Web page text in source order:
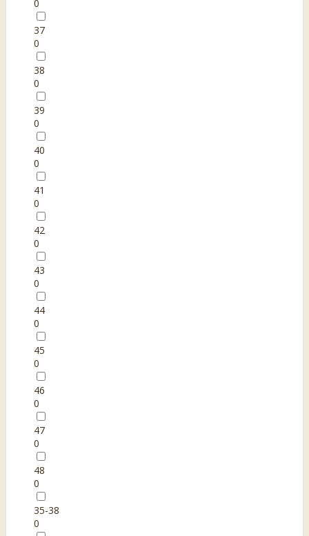
0
37
0
38
0
39
0
40
0
41
0
42
0
43
0
44
0
45
0
46
0
47
0
48
0
35-38
0